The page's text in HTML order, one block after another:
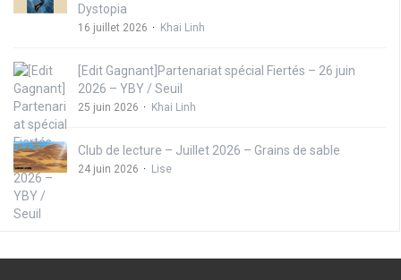
Dystopia
16 juillet 2026 Khai Linh
[Edit Gagnant]Partenariat spécial Fiertés – 26 juin
2026 – YBY / Seuil
25 juin 2026 Khai Linh
Club de lecture – Juillet 2026 – Grains de sable
24 juin 2026 Lise